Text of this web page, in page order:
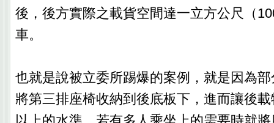
後，後方實際之載貨空間達一立方公尺（
車。
也就是說被立委所踢爆的案例，就是因為
將第三排座椅收納到後底板下，進而讓後